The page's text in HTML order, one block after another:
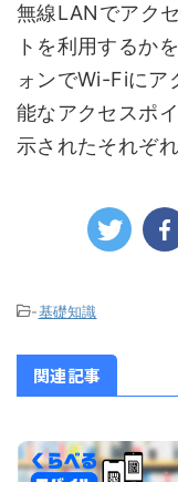
無線LANでアク
トを利用するか
ォンでWi-Fiにア
能なアクセスポ
示されたそれぞ
-基礎知識
関連記事